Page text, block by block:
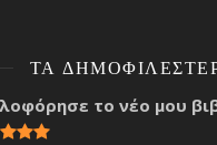
ΤΑ
το νέο μου